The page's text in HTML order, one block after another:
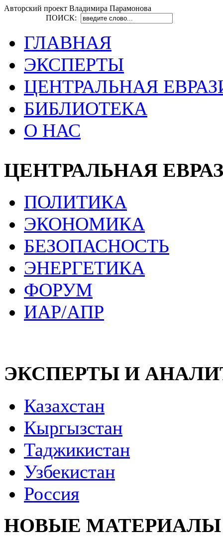
Авторский проект Владимира Парамонова
ПОИСК:
ГЛАВНАЯ
ЭКСПЕРТЫ
ЦЕНТРАЛЬНАЯ
БИБЛИОТЕКА
О НАС
ЦЕНТРАЛЬНАЯ
ПОЛИТИКА
ЭКОНОМИКА
БЕЗОПАСНОСТЬ
ЭНЕРГЕТИКА
ФОРУМ
ИАР/АПР
ЭКСПЕРТЫ И
Казахстан
Кыргызстан
Таджикистан
Узбекистан
Россия
НОВЫЕ МАТЕРИАЛЫ